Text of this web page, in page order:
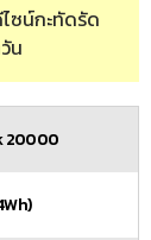
ซน์กะทัดรัด
น
20000